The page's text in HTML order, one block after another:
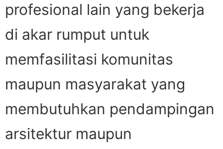
profesional lain yang bekerja
di akar rumput untuk
memfasilitasi komunitas
maupun masyarakat yang
membutuhkan pendampingan
arsitektur maupun